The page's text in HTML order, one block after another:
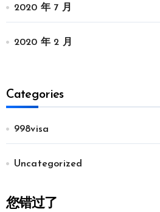
2020 年 7 月
2020 年 2 月
Categories
998visa
Uncategorized
您错过了